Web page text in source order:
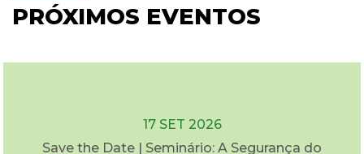
PRÓXIMOS EVENTOS
17 SET 2026
Save the Date | Seminário: A Segurança do